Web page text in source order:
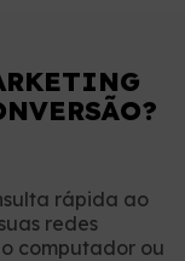
rápida ao
redes
computador ou